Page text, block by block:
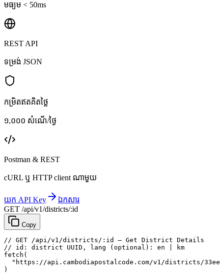
មធ្យម < 50ms
REST API
ទម្រង់ JSON
កម្រិតឥតគិតថ្លៃ
១,០០០ សំណើ/ថ្ងៃ
Postman & REST
cURL ឬ HTTP client ណាមួយ
យក API Key
ឯកសារ
GET /api/v1/districts/:id
Copy
// GET /api/v1/districts/:id — Get District Details
// id: district UUID, lang (optional): en | km
fetch (
"https://api.cambodiapostalcode.com/v1/districts/
)